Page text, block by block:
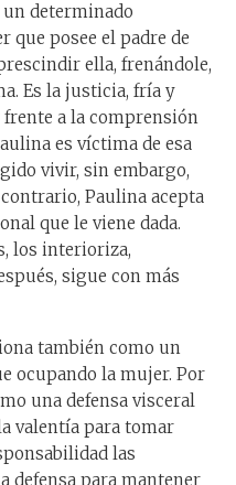
un determinado
que posee el padre de
ella, frenándole,
Es la justicia, fría y
a la comprensión
es víctima de esa
vivir, sin embargo,
Paulina acepta
que le viene dada.
los interioriza,
sigue con más
también como un
ocupando la mujer. Por
una defensa visceral
valentía para tomar
las
defensa para mantener